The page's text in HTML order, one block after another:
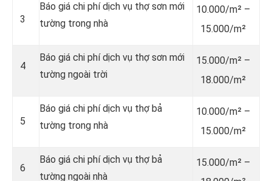
3
Báo giá chi phí dịch vụ thợ sơn mới
tường trong nhà
10.000/m² –
15.000/m²
4
Báo giá chi phí dịch vụ thợ sơn mới
tường ngoài trời
15.000/m² –
18.000/m²
5
Báo giá chi phí dịch vụ thợ bả
tường trong nhà
10.000/m² –
15.000/m²
6
Báo giá chi phí dịch vụ thợ bả
tường ngoài nhà
15.000/m² –